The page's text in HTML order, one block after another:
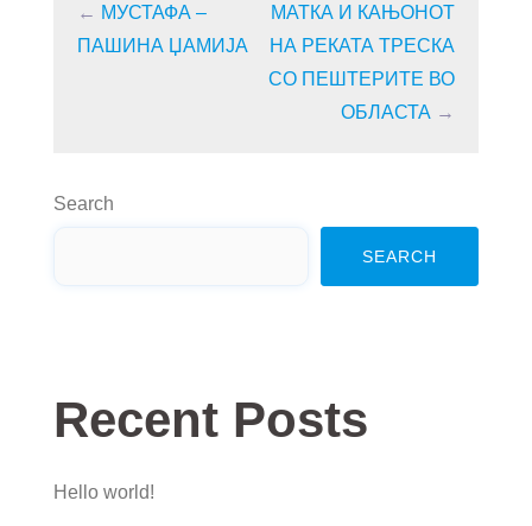
← МУСТАФА –
ПАШИНА ЏАМИЈА
МАТКА И КАЊОНОТ
НА РЕКАТА ТРЕСКА
СО ПЕШТЕРИТЕ ВО
ОБЛАСТА →
Search
SEARCH
Recent Posts
Hello world!